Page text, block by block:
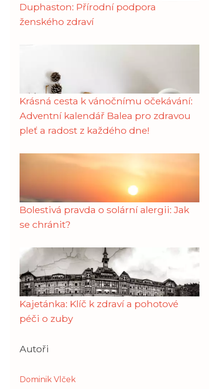
Duphaston: Přírodní podpora
ženského zdraví
Krásná cesta k vánočnímu očekávání:
Adventní kalendář Balea pro zdravou
pleť a radost z každého dne!
Bolestivá pravda o solární alergii: Jak
se chránit?
Kajetánka: Klíč k zdraví a pohotové
péči o zuby
Autoři
Dominik Vlček